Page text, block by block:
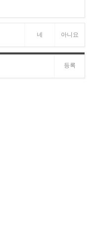
네 아니요
등록